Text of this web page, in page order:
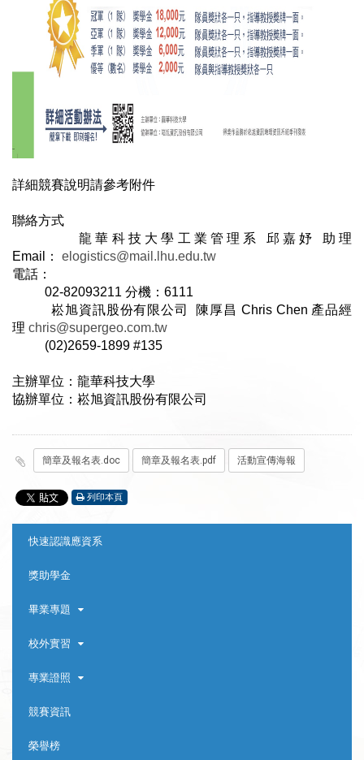
詳細競賽說明請參考附件
聯絡方式
龍華科技大學工業管理系 邱嘉妤 助理
Email： elogistics@mail.lhu.edu.tw
電話：
02-82093211 分機：6111
崧旭資訊股份有限公司 陳厚昌 Chris Chen 產品經
理 chris@supergeo.com.tw
(02)2659-1899 #135
主辦單位：龍華科技大學
協辦單位：崧旭資訊股份有限公司
簡章及報名表.doc 簡章及報名表.pdf 活動宣傳海報
列印本頁
快速認識應資系
獎助學金
畢業專題
校外實習
專業證照
競賽資訊
榮譽榜